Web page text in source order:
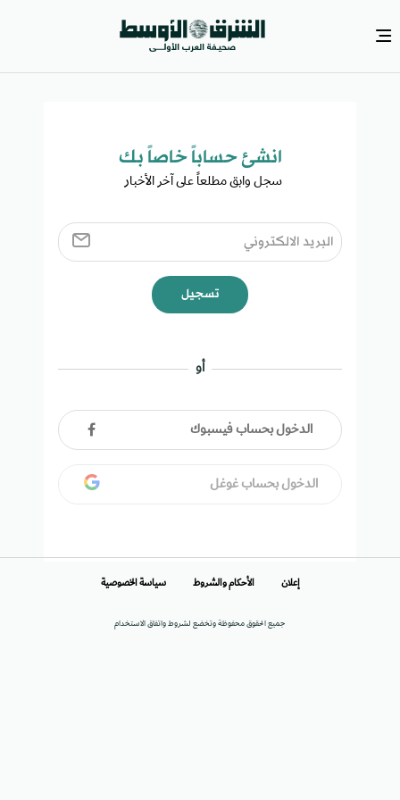
انشئ حساباً خاصاً بك​
سجل وابق مطلعاً على آخر الأخبار ​
تسجيل
أو
الدخول بحساب فيسبوك
الدخول بحساب غوغل
جميع الحقوق محفوظة وتخضع لشروط واتفاق الاستخدام
إعلان الأحكام والشروط سياسة الخصوصية